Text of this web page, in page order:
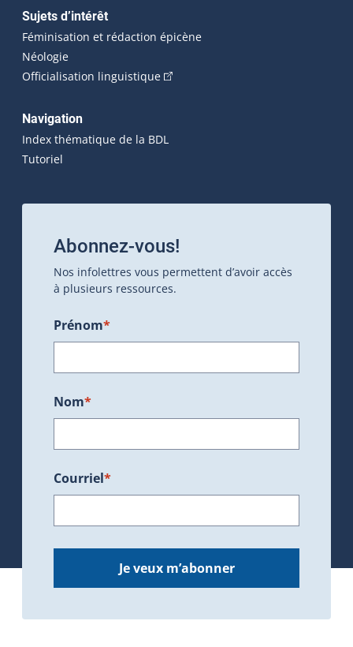
Sujets d’intérêt
Féminisation et rédaction épicène
Néologie
Officialisation linguistique(Cet hyperlien externe s'ouvrira
Navigation
Index thématique de la BDL
Tutoriel
Abonnez-vous!
Nos infolettres vous permettent d’avoir accès
à plusieurs ressources.
Prénom*
Nom*
Courriel*
Je veux m’abonner